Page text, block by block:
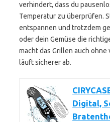
verhindert, dass du
Temperatur zu überprüfen.
entspannen und trotzdem
oder dein Gemüse die
macht das Grillen auch ohne
läuft sicherer ab.
Digital,